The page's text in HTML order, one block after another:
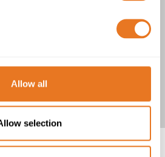
Allow all
selection